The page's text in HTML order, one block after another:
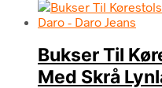
Bukser Til
Med Skrå